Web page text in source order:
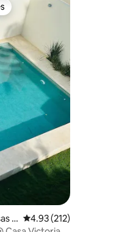
d Calificación promedio:
4.93 (212)